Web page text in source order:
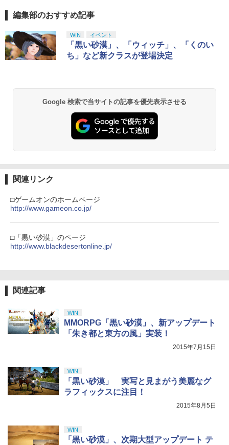
￥4,480
1
【純正品】Xbox ワイヤレス コントロー
￥8,300
ラー (ロボット ホワイト)
4
【純正品】Xbox 充電式バッテリー + US
￥2,618
￥14,141
1
劇場版「鬼滅の刃」無限城編 第一章 猗
￥3,982
2
劇場版「鬼滅の刃」無限城編 第一章 猗
窩座再来 通常版 [DVD]
カー特典:【坤と離】二振りの剣、十翼よ
り来たる！スタジオ描き下ろしイラスト
ボード付) [Blu-ray]
ルアイドルクラブ Bloom Garden Part
￥8,589
編集部のおすすめ記事
WIN イベント
「黒い砂漠」、「ウィッチ」、「くのい
ち」など新クラスが登場決定
Google 検索で当サイトの記事を優先表示させる
関連リンク
□ゲームオンのホームページ
http://www.gameon.co.jp/
□「黒い砂漠」のページ
http://www.blackdesertonline.jp/
関連記事
WIN
MMORPG「黒い砂漠」、新アップデート
「朱き都と東方の風」実装！
2015年7月15日
WIN
「黒い砂漠」 実写と見まがう美麗なグ
ラフィックスに注目！
2015年8月5日
WIN
「黒い砂漠」、次期大型アップデート テ